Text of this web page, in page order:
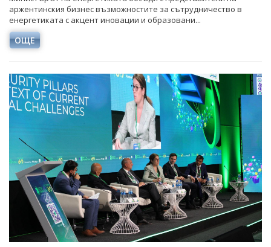
аржентинския бизнес възможностите за сътрудничество в
енергетиката с акцент иновации и образовани...
ОЩЕ